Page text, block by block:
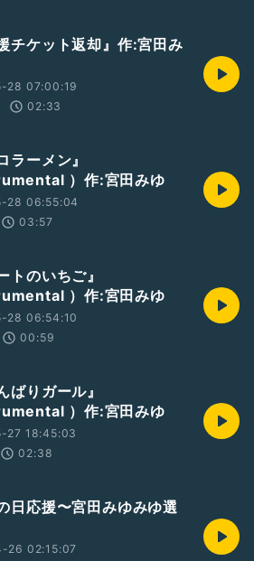
チケット返却』作:宮田み
28 07:00:19
02:33
ラーメン』
）作:宮田みゆ
28 06:55:04
03:57
トのいちご』
）作:宮田みゆ
28 06:54:10
00:59
ばりガール』
）作:宮田みゆ
27 18:45:03
02:38
日応援〜宮田みゆみゆ選
26 02:15:07